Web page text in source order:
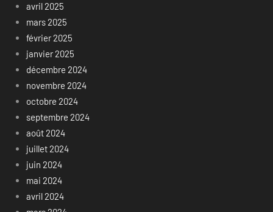
avril 2025
mars 2025
février 2025
janvier 2025
décembre 2024
novembre 2024
octobre 2024
septembre 2024
août 2024
juillet 2024
juin 2024
mai 2024
avril 2024